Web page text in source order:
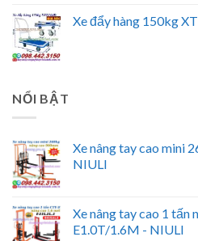
Xe đẩy hàng 150kg
NỔI BẬT
Xe nâng tay cao mini
NIULI
Xe nâng tay cao 1 tấn
E1.0T/1.6M - NIULI